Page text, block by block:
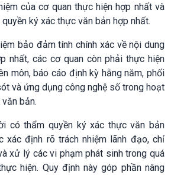
của cơ quan thực hiện hợp nhất và
ký xác thực văn bản hợp nhất.
bảo đảm tính chính xác về nội dung
nhất, các cơ quan còn phải thực hiện
môn, báo cáo định kỳ hằng năm, phối
và ứng dụng công nghệ số trong hoạt
bản.
có thẩm quyền ký xác thực văn bản
xác định rõ trách nhiệm lãnh đạo, chỉ
xử lý các vi phạm phát sinh trong quá
hiện. Quy định này góp phần nâng